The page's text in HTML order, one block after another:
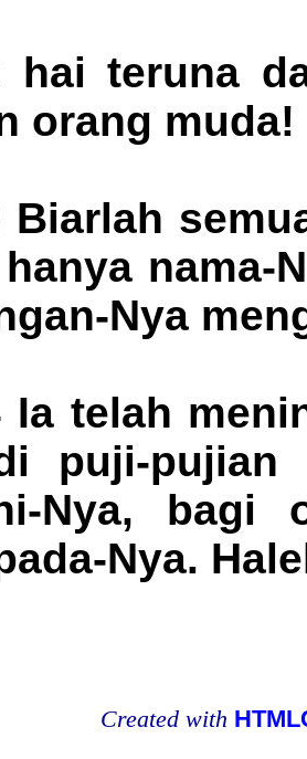
hai teruna
orang muda!
Biarlah
nama-
Nya
Ia telah
puji-
Nya, bagi
Nya.
Created with